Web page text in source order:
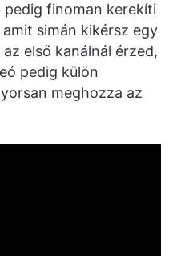
finoman kerekíti
simán kikérsz egy
első kanálnál érzed,
pedig külön
meghozza az